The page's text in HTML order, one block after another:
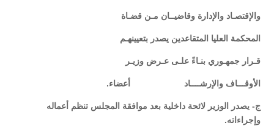
والإقتصـاد والإدارة وقاضيــان مـن قضـاة
المحكمة العليا المتقاعدين يصدر بتعيينهـم
قـرار جمهـوري بنـاءً علـى عـرض وزيـر
الأوقـــاف والإرشــــاد أعضاء.
ج- يصدر الوزير لائحة داخلية بعد موافقة المجلس تنظم أعماله
وإجراءاته.